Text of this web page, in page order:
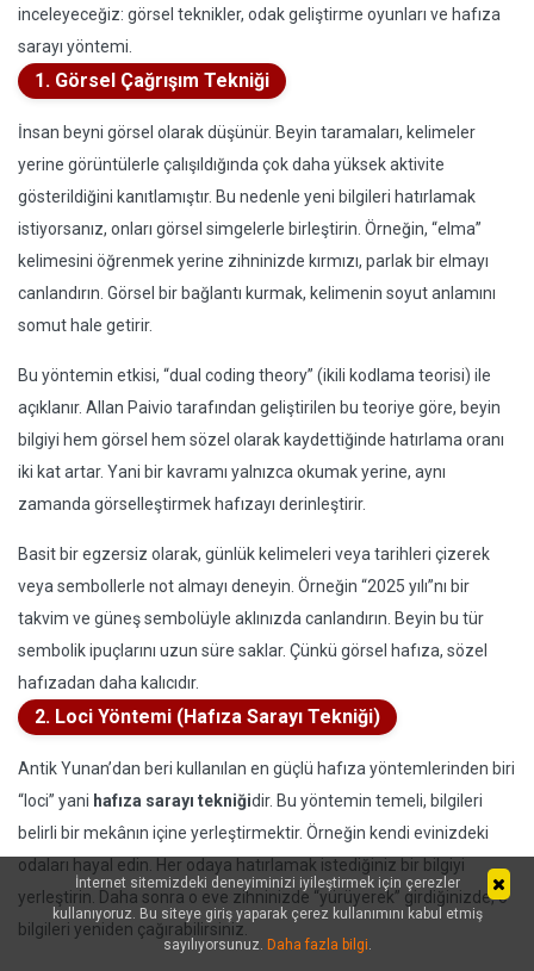
inceleyeceğiz: görsel teknikler, odak geliştirme oyunları ve hafıza
sarayı yöntemi.
1. Görsel Çağrışım Tekniği
İnsan beyni görsel olarak düşünür. Beyin taramaları, kelimeler
yerine görüntülerle çalışıldığında çok daha yüksek aktivite
gösterildiğini kanıtlamıştır. Bu nedenle yeni bilgileri hatırlamak
istiyorsanız, onları görsel simgelerle birleştirin. Örneğin, “elma”
kelimesini öğrenmek yerine zihninizde kırmızı, parlak bir elmayı
canlandırın. Görsel bir bağlantı kurmak, kelimenin soyut anlamını
somut hale getirir.
Bu yöntemin etkisi, “dual coding theory” (ikili kodlama teorisi) ile
açıklanır. Allan Paivio tarafından geliştirilen bu teoriye göre, beyin
bilgiyi hem görsel hem sözel olarak kaydettiğinde hatırlama oranı
iki kat artar. Yani bir kavramı yalnızca okumak yerine, aynı
zamanda görselleştirmek hafızayı derinleştirir.
Basit bir egzersiz olarak, günlük kelimeleri veya tarihleri çizerek
veya sembollerle not almayı deneyin. Örneğin “2025 yılı”nı bir
takvim ve güneş sembolüyle aklınızda canlandırın. Beyin bu tür
sembolik ipuçlarını uzun süre saklar. Çünkü görsel hafıza, sözel
hafızadan daha kalıcıdır.
2. Loci Yöntemi (Hafıza Sarayı Tekniği)
Antik Yunan’dan beri kullanılan en güçlü hafıza yöntemlerinden biri
“loci” yani hafıza sarayı tekniğidir. Bu yöntemin temeli, bilgileri
belirli bir mekânın içine yerleştirmektir. Örneğin kendi evinizdeki
odaları hayal edin. Her odaya hatırlamak istediğiniz bir bilgiyi
yerleştirin. Daha sonra o eve zihninizde “yürüyerek” girdiğinizde, o
bilgileri yeniden çağırabilirsiniz.
İnternet sitemizdeki deneyiminizi iyileştirmek için çerezler
kullanıyoruz. Bu siteye giriş yaparak çerez kullanımını kabul etmiş
sayılıyorsunuz. Daha fazla bilgi.